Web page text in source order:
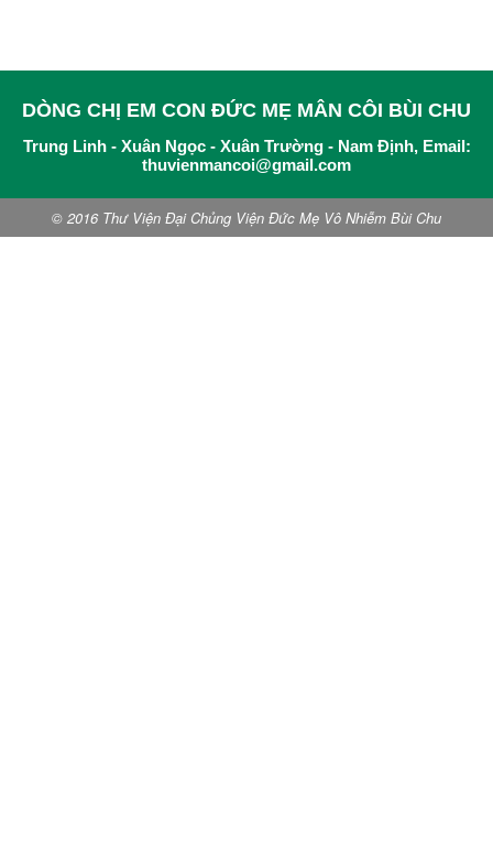
DÒNG CHỊ EM CON ĐỨC MẸ MÂN CÔI BÙI CHU
Trung Linh - Xuân Ngọc - Xuân Trường - Nam Định, Email:
thuvienmancoi@gmail.com
© 2016 Thư Viện Đại Chủng Viện Đức Mẹ Vô Nhiễm Bùi Chu